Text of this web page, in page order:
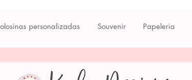
personalizadas Souvenir Papeleria